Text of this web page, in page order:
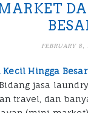
FEBRUARY 8,
Hingga Besar
jasa
travel, dan